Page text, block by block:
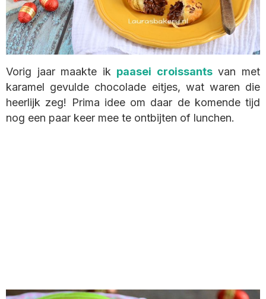
Vorig jaar maakte ik paasei croissantsvan met
karamel gevulde chocolade eitjes, wat waren die
heerlijk zeg! Prima idee om daar de komende tijd
nog een paar keer mee te ontbijten of lunchen.